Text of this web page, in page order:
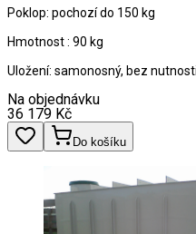
Poklop: pochozí do 150 kg
Hmotnost : 90 kg
Uložení: samonosný, bez
Na objednávku
36 179 Kč
Do košíku